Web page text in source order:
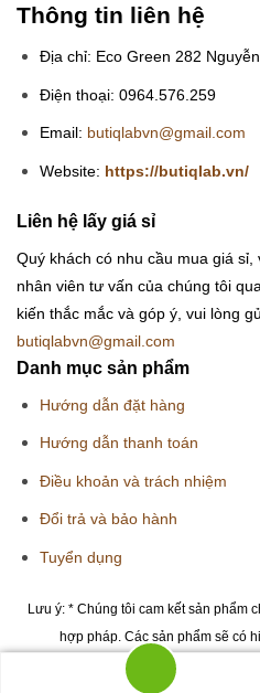
Thông tin liên hệ
Địa chỉ: Eco Green 282
Điện thoại: 0964.576.259
Email: butiqlabvn@gmail.com
Website: https://butiqlab.vn/
Liên hệ lấy giá sỉ
Quý khách có nhu cầu mua giá
nhân viên tư vấn của chúng tôi
kiến thắc mắc và góp ý, vui lòng
butiqlabvn@gmail.com
Danh mục sản phẩm
Hướng dẫn đặt hàng
Hướng dẫn thanh toán
Điều khoản và trách nhiệm
Đổi trả và bảo hành
Tuyển dụng
Lưu ý: * Chúng tôi cam kết sản phẩm
hợp pháp. Các sản phẩm sẽ có
Copyright 2026